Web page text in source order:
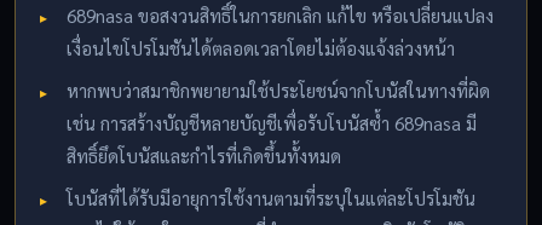
689nasa ขอสงวนสิทธิ์ในการยกเลิก แก้ไข หรือเปลี่ยนแปลง
เงื่อนไขโปรโมชันได้ตลอดเวลาโดยไม่ต้องแจ้งล่วงหน้า
หากพบว่าสมาชิกพยายามใช้ประโยชน์จากโบนัสในทางที่ผิด
เช่น การสร้างบัญชีหลายบัญชีเพื่อรับโบนัสซ้ำ 689nasa มี
สิทธิ์ยึดโบนัสและกำไรที่เกิดขึ้นทั้งหมด
โบนัสที่ได้รับมีอายุการใช้งานตามที่ระบุในแต่ละโปรโมชัน